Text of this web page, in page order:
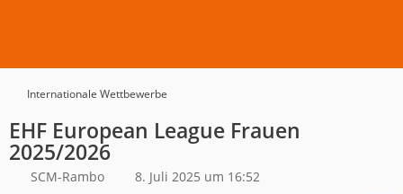
Internationale Wettbewerbe
EHF European League Frauen
2025/2026
SCM-Rambo 8. Juli 2025 um 16:52